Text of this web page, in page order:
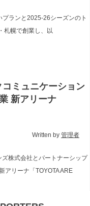
ランと2025-26シーズンのト
札幌で創業し、以
コミュニケーション
新アリーナ
Written by 管理者
株式会社とパートナーシップ
アリーナ「TOYOTA ARE